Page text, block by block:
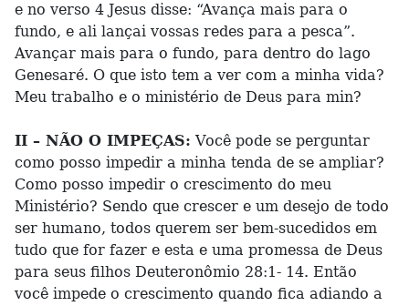
e no verso 4 Jesus disse: “Avança mais para o
fundo, e ali lançai vossas redes para a pesca”.
Avançar mais para o fundo, para dentro do lago
Genesaré. O que isto tem a ver com a minha vida?
Meu trabalho e o ministério de Deus para min?
II – NÃO O IMPEÇAS: Você pode se perguntar
como posso impedir a minha tenda de se ampliar?
Como posso impedir o crescimento do meu
Ministério? Sendo que crescer e um desejo de todo
ser humano, todos querem ser bem-sucedidos em
tudo que for fazer e esta e uma promessa de Deus
para seus filhos Deuteronômio 28:1- 14. Então
você impede o crescimento quando fica adiando a